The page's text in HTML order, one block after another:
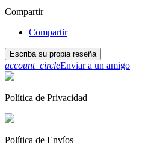
Compartir
Compartir
Escriba su propia reseña
account_circleEnviar a un amigo
Política de Privacidad
Política de Envíos